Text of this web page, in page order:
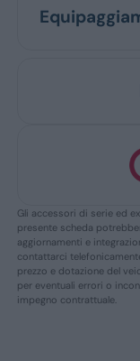
Gli accessori di serie ed
presente scheda
aggiornamenti e
contattarci
prezzo e dotazione del
per eventuali errori o
impegno contrattuale.